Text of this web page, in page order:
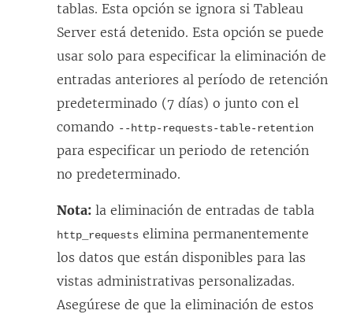
e
tablas. Esta opción se ignora si Tableau
Server está detenido. Esta opción se puede
usar solo para especificar la eliminación de
entradas anteriores al período de retención
predeterminado (7 días) o junto con el
comando --http-requests-table-retention
para especificar un periodo de retención
no predeterminado.
Nota: la eliminación de entradas de tabla
http_requests elimina permanentemente
los datos que están disponibles para las
vistas administrativas personalizadas.
Asegúrese de que la eliminación de estos